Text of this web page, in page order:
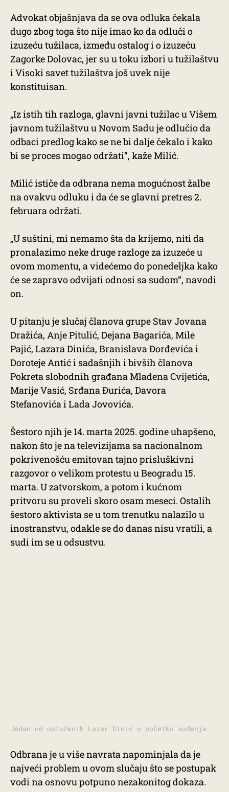
Advokat objašnjava da se ova odluka čekala
dugo zbog toga što nije imao ko da odluči o
izuzeću tužilaca, između ostalog i o izuzeću
Zagorke Dolovac, jer su u toku izbori u tužilaštvu
i Visoki savet tužilaštva još uvek nije
konstituisan.
„Iz istih tih razloga, glavni javni tužilac u Višem
javnom tužilaštvu u Novom Sadu je odlučio da
odbaci predlog kako se ne bi dalje čekalo i kako
bi se proces mogao održati”, kaže Milić.
Milić ističe da odbrana nema mogućnost žalbe
na ovakvu odluku i da će se glavni pretres 2.
februara održati.
„U suštini, mi nemamo šta da krijemo, niti da
pronalazimo neke druge razloge za izuzeće u
ovom momentu, a videćemo do ponedeljka kako
će se zapravo odvijati odnosi sa sudom”, navodi
on.
U pitanju je slučaj članova grupe Stav Jovana
Dražića, Anje Pitulić, Dejana Bagarića, Mile
Pajić, Lazara Dinića, Branislava Đorđevića i
Doroteje Antić i sadašnjih i bivših članova
Pokreta slobodnih građana Mladena Cvijetića,
Marije Vasić, Srđana Đurića, Davora
Stefanovića i Lada Jovovića.
Šestoro njih je 14. marta 2025. godine uhapšeno,
nakon što je na televizijama sa nacionalnom
pokrivenošću emitovan tajno prisluškivni
razgovor o velikom protestu u Beogradu 15.
marta. U zatvorskom, a potom i kućnom
pritvoru su proveli skoro osam meseci. Ostalih
šestoro aktivista se u tom trenutku nalazilo u
inostranstvu, odakle se do danas nisu vratili, a
sudi im se u odsustvu.
Jedan od optuženih Lazar Dinić o početku suđenja
Odbrana je u više navrata napominjala da je
najveći problem u ovom slučaju što se postupak
vodi na osnovu potpuno nezakonitog dokaza.